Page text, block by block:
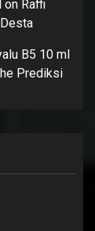
on Raffi
B5 10 ml
Prediksi